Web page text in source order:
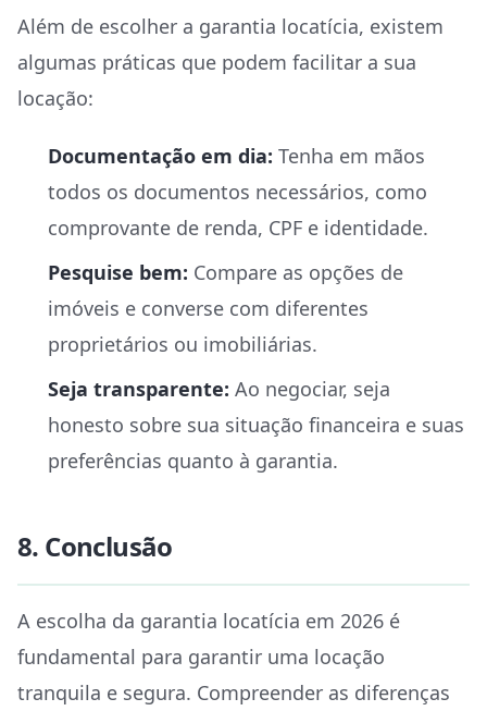
Além de escolher a garantia locatícia, existem
algumas práticas que podem facilitar a sua
locação:
Documentação em dia: Tenha em mãos
todos os documentos necessários, como
comprovante de renda, CPF e identidade.
Pesquise bem: Compare as opções de
imóveis e converse com diferentes
proprietários ou imobiliárias.
Seja transparente: Ao negociar, seja
honesto sobre sua situação financeira e suas
preferências quanto à garantia.
8. Conclusão
A escolha da garantia locatícia em 2026 é
fundamental para garantir uma locação
tranquila e segura. Compreender as diferenças